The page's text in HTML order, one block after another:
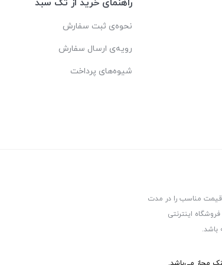
راهنمای خرید از تک سبد
نحوه‌ی ثبت سفارش
رویه‌ی ارسال سفارش
شیوه‌های پرداخت
قیمت مناسب را در مدت
اینترنتی
باشد.